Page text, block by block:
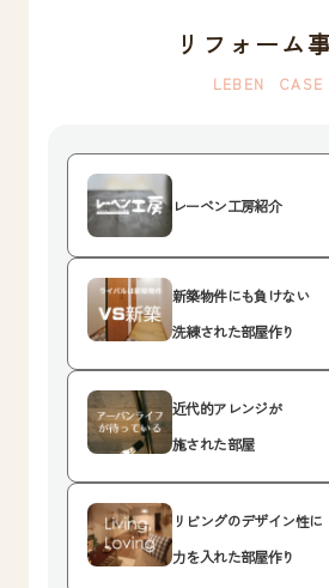
リフォーム
LEBEN CASE
レーベン工房紹介
新築物件にも負けない
洗練された部屋作り
近代的アレンジが
施された部屋
リビングのデザイン性に
力を入れた部屋作り